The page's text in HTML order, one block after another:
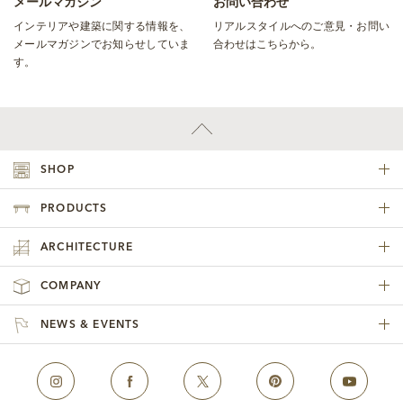
インテリアや建築に関する情報を、
メールマガジンでお知らせしていま
す。
リアルスタイルへのご意見・お問い
合わせはこちらから。
SHOP
PRODUCTS
ARCHITECTURE
COMPANY
NEWS & EVENTS